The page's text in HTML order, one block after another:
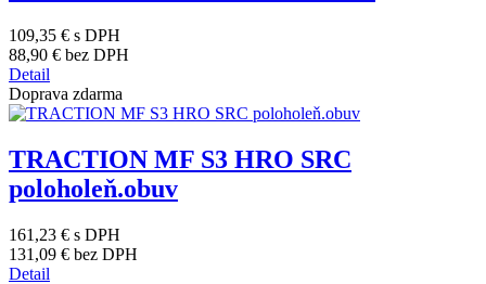
109,35 € s DPH
88,90 € bez DPH
Detail
Doprava zdarma
TRACTION MF S3 HRO SRC
poloholeň.obuv
161,23 € s DPH
131,09 € bez DPH
Detail